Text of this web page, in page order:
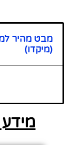
(מיקדו)
מידע